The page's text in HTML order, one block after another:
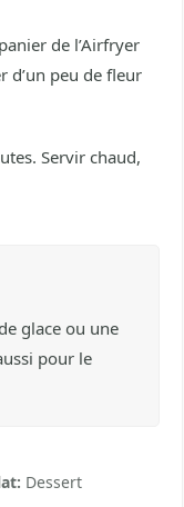
de l’Airfryer
d’un peu de fleur
Servir chaud,
glace ou une
pour le
Dessert